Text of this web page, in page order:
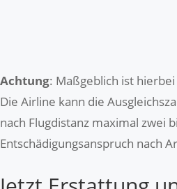
Achtung: Maßgeblich ist
Die Airline kann die
nach Flugdistanz maximal zwei
Entschädigungsanspruch nach